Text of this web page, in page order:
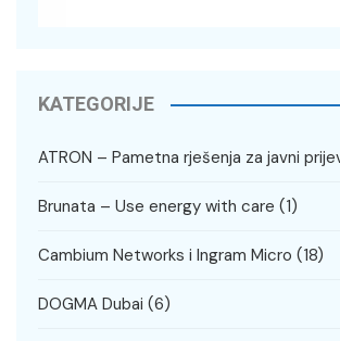
KATEGORIJE
ATRON – Pametna rješenja za javni
Brunata – Use energy with care (1)
Cambium Networks i Ingram Micro (18)
DOGMA Dubai (6)